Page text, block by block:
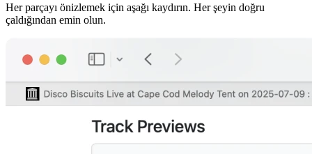
Her parçayı önizlemek için aşağı kaydırın. Her şeyin doğru
çaldığından emin olun.